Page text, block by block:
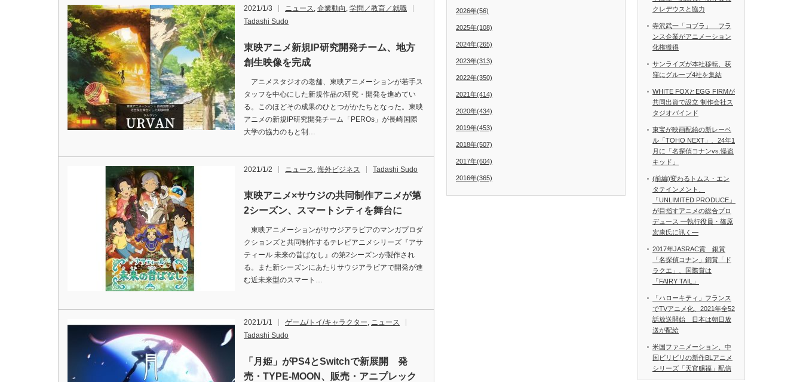
2021/1/3 ニュース, 企業動向 , 学問／教育／就職
Tadashi Sudo
東映アニメ新規IP研究開発チーム、地方
創生映像を完成
アニメスタジオの老舗、東映アニメーションが若手ス
タッフを中心にした新規作品の研究・開発を進めてい
る。このほどその成果のひとつがかたちとなった。東映
アニメの新規IP研究開発チーム「PEROs」が長崎国際
大学の協力のもと制…
2021/1/2 ニュース, 海外ビジネス Tadashi Sudo
東映アニメ×サウジの共同制作アニメが第
2シーズン、スマートシティを舞台に
東映アニメーションがサウジアラビアのマンガプロダ
クションズと共同制作するテレビアニメシリーズ『アサ
ティール 未来の昔ばなし』の第2シーズンが製作され
る。また新シーズンにあたりサウジアラビアで開発が進
む近未来型のスマート…
2021/1/1 ゲーム/トイ/キャラクター, ニュース
Tadashi Sudo
「月姫」がPS4とSwitchで新展開 発
売・TYPE-MOON、販売・アニプレック
2026年(56)
2025年(108)
2024年(265)
2023年(313)
2022年(350)
2021年(414)
2020年(434)
2019年(453)
2018年(507)
2017年(604)
2016年(365)
クレデウスと協力
寺沢武一「コブラ」 フラ
ンス企業がアニメーション
化権獲得
サンライズが本社移転、荻
窪にグループ4社を集結
WHITE FOXとEGG FIRMが
共同出資で設立 制作会社ス
タジオバインド
東宝が映画配給の新レーベ
ル「TOHO NEXT」、24年1
月に「名探偵コナンvs.怪盗
キッド」
(前編)変わるトムス・エン
タテインメント、
「UNLIMITED PRODUCE」
が目指すアニメの総合プロ
デュース ―執行役員・篠原
宏康氏に訊く―
2017年JASRAC賞 銀賞
「名探偵コナン」銅賞「ド
ラクエ」、国際賞は
「FAIRY TAIL」
「ハローキティ」フランス
でTVアニメ化、2021年全52
話放送開始 日本は朝日放
送が配給
米国ファニメーション、中
国ビリビリの新作BLアニメ
シリーズ「天官赐福」配信